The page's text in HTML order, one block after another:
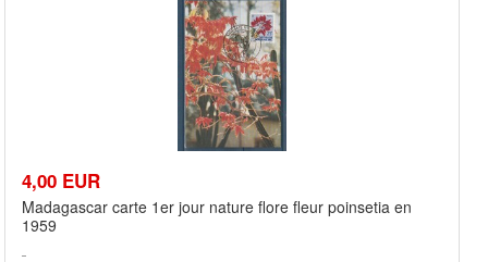
4,00 EUR
Madagascar carte 1er jour nature flore fleur poinsetia en
1959